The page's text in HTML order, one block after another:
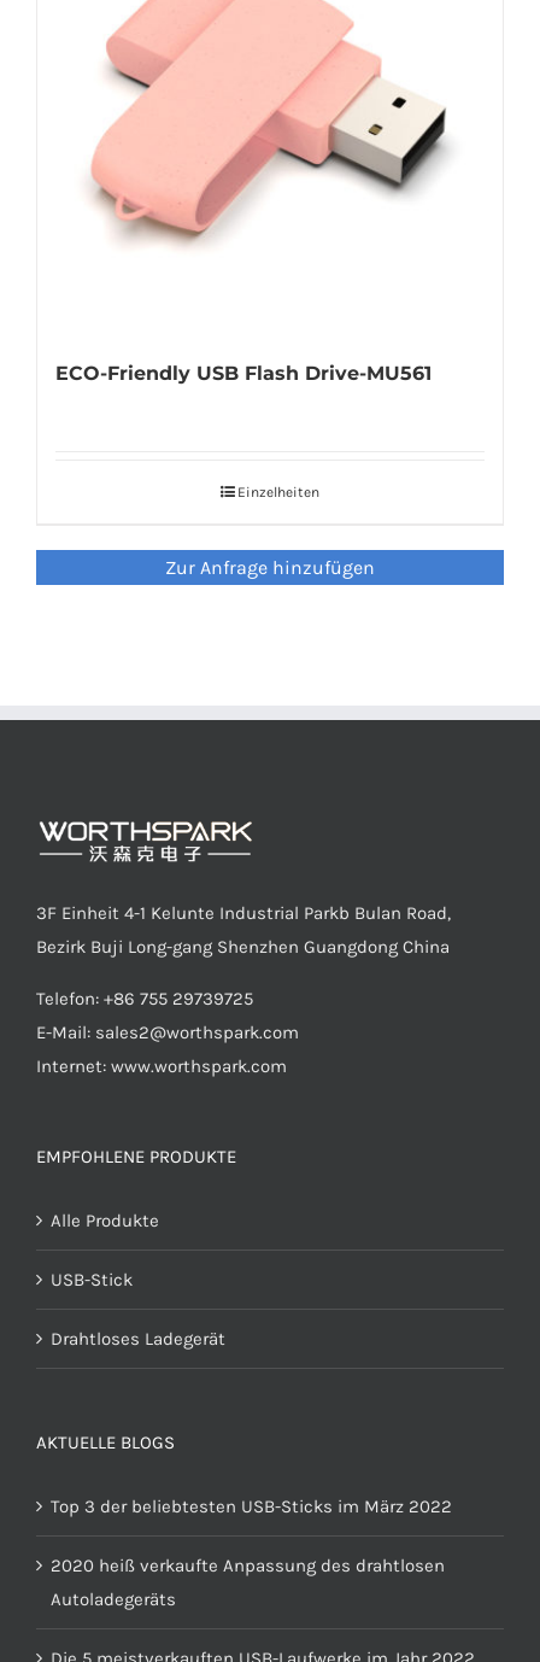
ECO-Friendly USB Flash Drive-MU561
Einzelheiten
Zur Anfrage hinzufügen
3F Einheit 4-1 Kelunte Industrial Parkb Bulan Road,
Bezirk Buji Long-gang Shenzhen Guangdong China
Telefon: +86 755 29739725
E-Mail: sales2@worthspark.com
Internet: www.worthspark.com
EMPFOHLENE PRODUKTE
Alle Produkte
USB-Stick
Drahtloses Ladegerät
AKTUELLE BLOGS
Top 3 der beliebtesten USB-Sticks im März 2022
2020 heiß verkaufte Anpassung des drahtlosen
Autoladegeräts